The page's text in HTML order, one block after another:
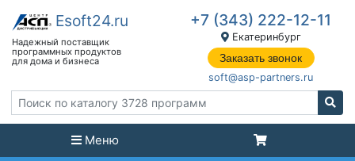
+7 (343) 222-12-11
Екатеринбург
Заказать звонок
soft@asp-partners.ru
Меню